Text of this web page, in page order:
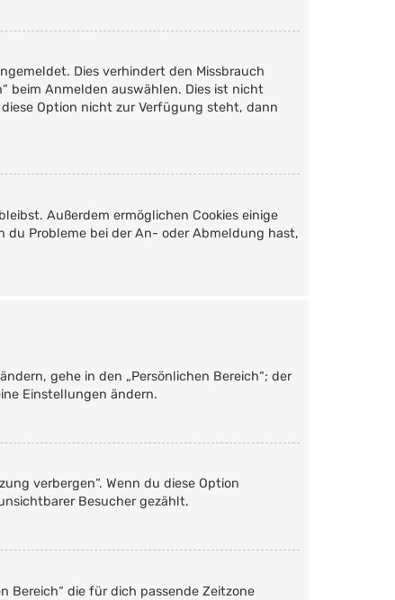
Dies verhindert den Missbrauch
beim Anmelden auswählen. Dies ist nicht
Option nicht zur Verfügung steht, dann
Außerdem ermöglichen Cookies einige
du Probleme bei der An- oder Abmeldung hast,
gehe in den „Persönlichen Bereich“; der
Einstellungen ändern.
verbergen“. Wenn du diese Option
Besucher gezählt.
Bereich“ die für dich passende Zeitzone